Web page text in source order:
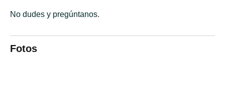
No dudes y pregúntanos.
Fotos